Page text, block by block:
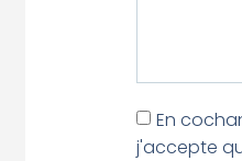
En
j'accepte